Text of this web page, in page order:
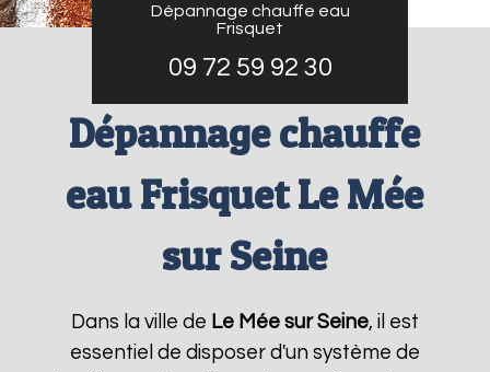
Dépannage chauffe eau
Frisquet
09 72 59 92 30
Dépannage chauffe
eau Frisquet Le Mée
sur Seine
Dans la ville de Le Mée sur Seine, il est
essentiel de disposer d'un système de